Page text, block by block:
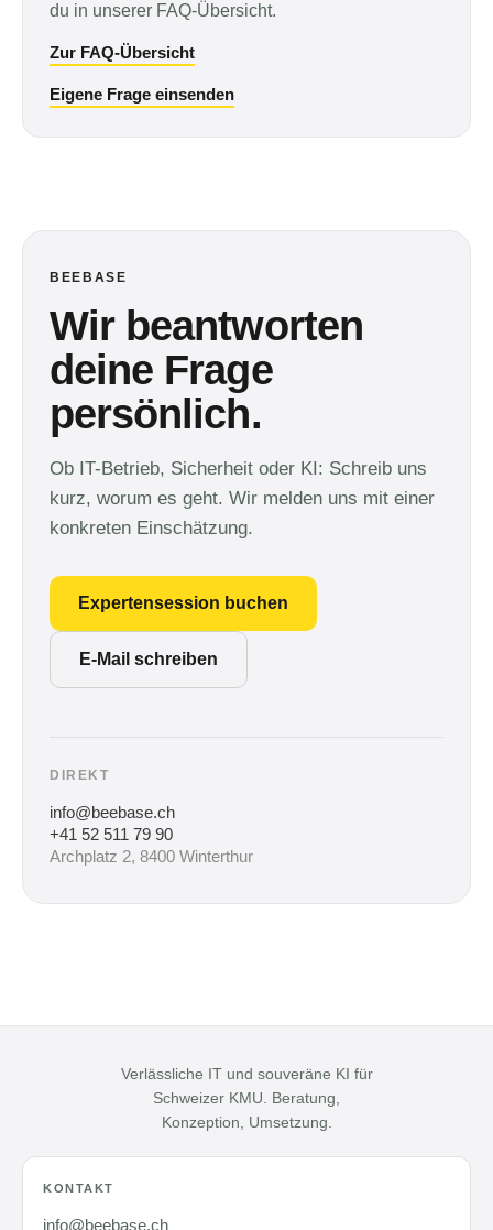
du in unserer FAQ-Übersicht.
Zur FAQ-Übersicht
Eigene Frage einsenden
BEEBASE
Wir beantworten
deine Frage
persönlich.
Ob IT-Betrieb, Sicherheit oder KI: Schreib uns
kurz, worum es geht. Wir melden uns mit einer
konkreten Einschätzung.
Expertensession buchen
E-Mail schreiben
DIREKT
info@beebase.ch
+41 52 511 79 90
Archplatz 2, 8400 Winterthur
Verlässliche IT und souveräne KI für
Schweizer KMU. Beratung,
Konzeption, Umsetzung.
KONTAKT
info@beebase.ch